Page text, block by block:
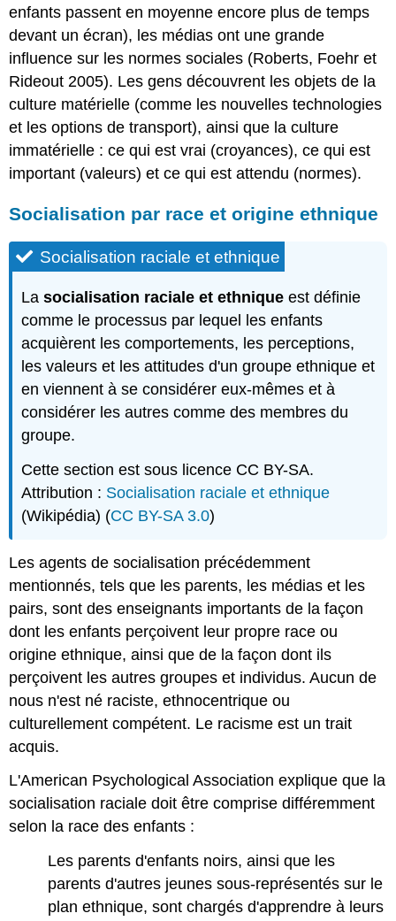
enfants passent en moyenne encore plus de temps
devant un écran), les médias ont une grande
influence sur les normes sociales (Roberts, Foehr et
Rideout 2005). Les gens découvrent les objets de la
culture matérielle (comme les nouvelles technologies
et les options de transport), ainsi que la culture
immatérielle : ce qui est vrai (croyances), ce qui est
important (valeurs) et ce qui est attendu (normes).
Socialisation par race et origine ethnique
Socialisation raciale et ethnique
Lasocialisation raciale et ethnique est définie
comme le processus par lequel les enfants
acquièrent les comportements, les perceptions,
les valeurs et les attitudes d'un groupe ethnique et
en viennent à se considérer eux-mêmes et à
considérer les autres comme des membres du
groupe.
Cette section est sous licence CC BY-SA.
Attribution : Socialisation raciale et ethnique
(Wikipédia) (CC BY-SA 3.0)
Les agents de socialisation précédemment
mentionnés, tels que les parents, les médias et les
pairs, sont des enseignants importants de la façon
dont les enfants perçoivent leur propre race ou
origine ethnique, ainsi que de la façon dont ils
perçoivent les autres groupes et individus. Aucun de
nous n'est né raciste, ethnocentrique ou
culturellement compétent. Le racisme est un trait
acquis.
L'American Psychological Association explique que la
socialisation raciale doit être comprise différemment
selon la race des enfants :
Les parents d'enfants noirs, ainsi que les
parents d'autres jeunes sous-représentés sur le
plan ethnique, sont chargés d'apprendre à leurs